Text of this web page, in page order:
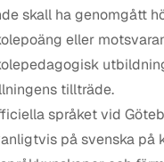
skall ha genomgått
eller
tillträde.
språket vid
på svenska på